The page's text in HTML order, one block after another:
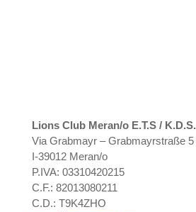
Lions Club Meran/o E.T.S / K.D.S.
Via Grabmayr – Grabmayrstraße 5
I-39012 Meran/o
P.IVA: 03310420215
C.F.: 82013080211
C.D.: T9K4ZHO